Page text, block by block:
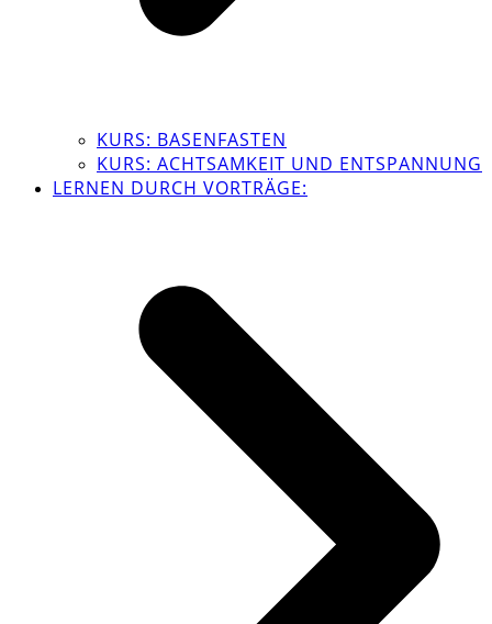
KURS: BASENFASTEN
KURS: ACHTSAMKEIT UND ENTSPANNUNG
LERNEN DURCH VORTRÄGE: